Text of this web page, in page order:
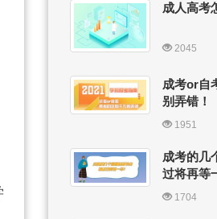
成人高考
2045
成考or自
别弄错！
1951
成考的几
过将再等
1704